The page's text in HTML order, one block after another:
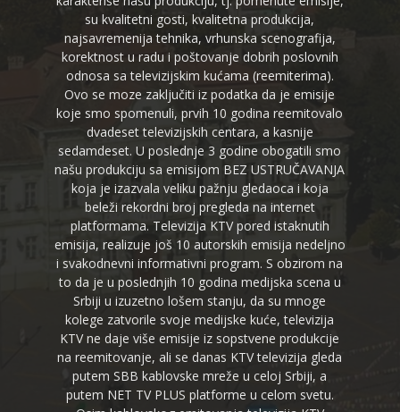
su kvalitetni gosti, kvalitetna produkcija,
najsavremenija tehnika, vrhunska scenografija,
korektnost u radu i poštovanje dobrih poslovnih
odnosa sa televizijskim kućama (reemiterima).
Ovo se moze zaključiti iz podatka da je emisije
koje smo spomenuli, prvih 10 godina reemitovalo
dvadeset televizijskih centara, a kasnije
sedamdeset. U poslednje 3 godine obogatili smo
našu produkciju sa emisijom BEZ USTRUČAVANJA
koja je izazvala veliku pažnju gledaoca i koja
beleži rekordni broj pregleda na internet
platformama. Televizija KTV pored istaknutih
emisija, realizuje još 10 autorskih emisija nedeljno
i svakodnevni informativni program. S obzirom na
to da je u poslednjih 10 godina medijska scena u
Srbiji u izuzetno lošem stanju, da su mnoge
kolege zatvorile svoje medijske kuće, televizija
KTV ne daje više emisije iz sopstvene produkcije
na reemitovanje, ali se danas KTV televizija gleda
putem SBB kablovske mreže u celoj Srbiji, a
putem NET TV PLUS platforme u celom svetu.